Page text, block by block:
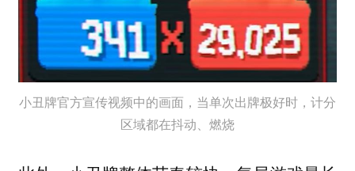
小丑牌官方宣传视频中的画面，当单次出牌极好时，计分
区域都在抖动、燃烧